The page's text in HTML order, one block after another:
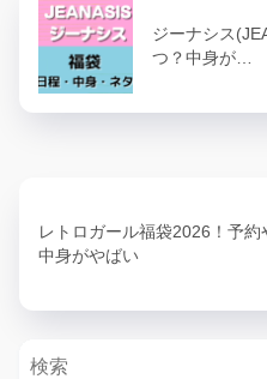
ジーナシス
つ？中身が…
レトロガール福袋2026！予約
中身がやばい